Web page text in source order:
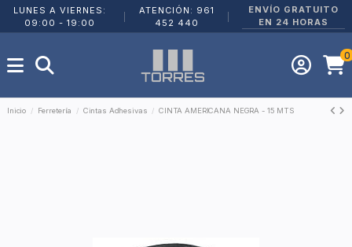
LUNES A VIERNES:
09:00 - 19:00
ATENCIÓN: 961
452 440
ENVÍO GRATUITO
EN 24 HORAS
0
Inicio Ferretería Cintas Adhesivas CINTA AMERICANA NEGRA - 15 MTS